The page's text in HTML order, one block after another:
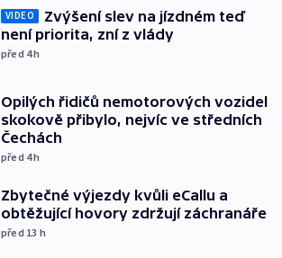
VIDEO
Zvýšení slev na jízdném teď
není priorita, zní z vlády
před 4h
Opilých řidičů nemotorových vozidel
skokově přibylo, nejvíc ve středních
Čechách
před 4h
Zbytečné výjezdy kvůli eCallu a
obtěžující hovory zdržují záchranáře
před 13 h